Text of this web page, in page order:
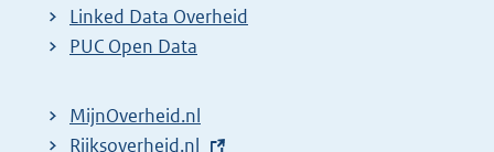
Linked Data Overheid
PUC Open Data
MijnOverheid.nl
E
Rijksoverheid.nl